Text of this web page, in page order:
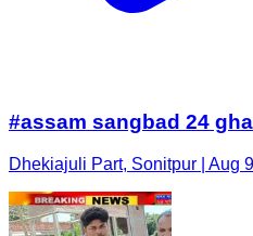
#assam sangbad 24
Dhekiajuli Part, Sonitpur | Aug